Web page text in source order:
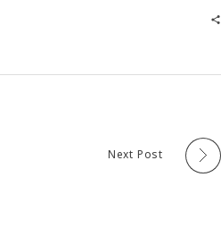
Next Post